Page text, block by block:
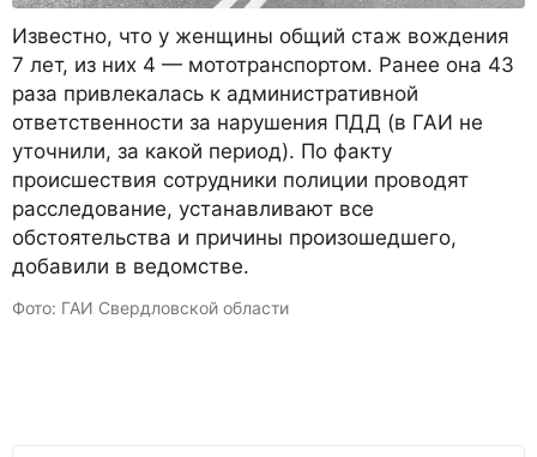
Известно, что у женщины общий стаж вождения
7 лет, из них 4 — мототранспортом. Ранее она 43
раза привлекалась к административной
ответственности за нарушения ПДД (в ГАИ не
уточнили, за какой период). По факту
происшествия сотрудники полиции проводят
расследование, устанавливают все
обстоятельства и причины произошедшего,
добавили в ведомстве.
Фото: ГАИ Свердловской области